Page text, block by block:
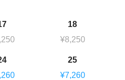
18
¥8,250
25
¥7,260